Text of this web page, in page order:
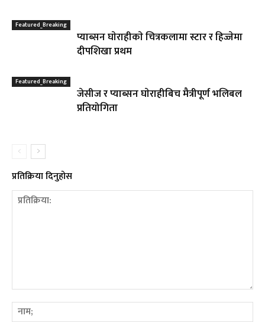
Featured_Breaking
प्याब्सन घाेराहीकाे चित्रकलामा स्टार र हिज्जेमा
दीपशिखा प्रथम
Featured_Breaking
जेसीज र प्याब्सन घाेराहीबिच मैत्रीपूर्ण भलिबल
प्रतियोगिता
प्रतिक्रिया दिनुहोस